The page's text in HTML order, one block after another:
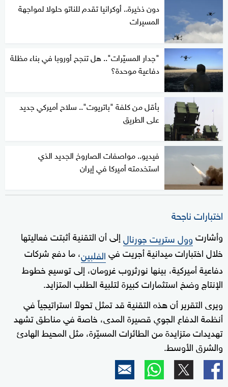
دون ذخيرة.. أوكرانيا تقدم للناتو حلولا لمواجهة
المسيرات
"جدار المسيّرات".. هل تنجح أوروبا في بناء مظلة
دفاعية موحدة؟
بأقل من كلفة "باتريوت".. سلاح أميركي جديد
على الطريق
فيديو.. مواصفات الصاروخ الجديد الذي
استخدمته أميركا في إيران
اختبارات ناجحة
وأشارتوول ستريت جورنالإلى أن التقنية أثبتت فعاليتها
خلال اختبارات ميدانية أجريت فيالفلبين، ما دفع شركات
دفاعية أميركية، بينها نورثروب غرومان، إلى توسيع خطوط
الإنتاج وضخ استثمارات كبيرة لتلبية الطلب المتزايد.
ويرى التقرير أن هذه التقنية قد تمثل تحولاً استراتيجياً في
أنظمة الدفاع الجوي قصيرة المدى، خاصة في مناطق تشهد
تهديدات متزايدة من الطائرات المسيّرة، مثل المحيط الهادئ
والشرق الأوسط.